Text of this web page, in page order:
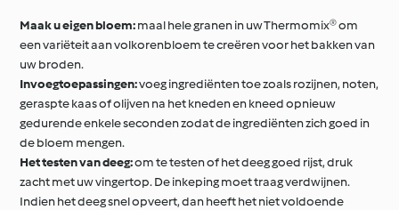
Maak u eigen bloem:maal hele granen in uw Thermomix® om
een variëteit aan volkorenbloem te creëren voor het bakken van
uw broden.
Invoegtoepassingen:voeg ingrediënten toe zoals rozijnen, noten,
geraspte kaas of olijven na het kneden en kneed opnieuw
gedurende enkele seconden zodat de ingrediënten zich goed in
de bloem mengen.
Het testen van deeg:om te testen of het deeg goed rijst, druk
zacht met uw vingertop. De inkeping moet traag verdwijnen.
Indien het deeg snel opveert, dan heeft het niet voldoende